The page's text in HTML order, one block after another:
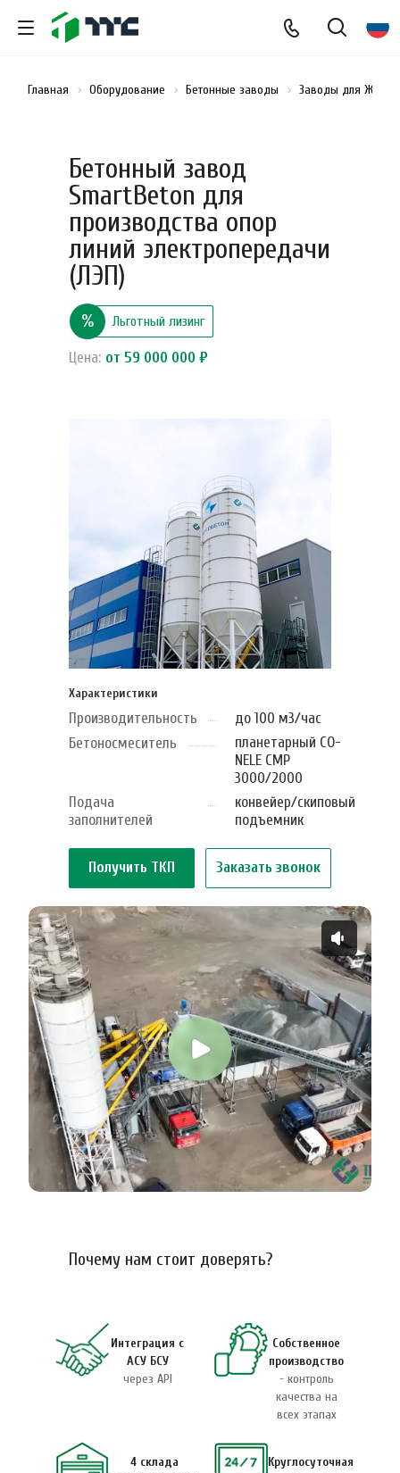
Главная Оборудование Бетонные заводы Заводы для ЖБИ
Бетонный завод
SmartBeton для
производства опор
линий электропередачи
(ЛЭП)
% Льготный лизинг
Цена: от 59 000 000 ₽
Характеристики
Производительность
до 100 м3/час
Бетоносмеситель
планетарный CO-
NELE CMP
3000/2000
Подача
заполнителей
конвейер/cкиповый
подъемник
Получить ТКП Заказать звонок
Почему нам стоит доверять?
Интеграция с
АСУ БСУ
через API
Собственное
производство
- контроль
качества на
всех этапах
4 склада
Круглосуточная